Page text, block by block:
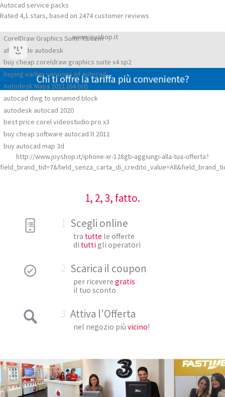
Autocad service packs
Rated 4,1 stars, based on 2474customer reviews
CorelDraw Graphics Suite X3 oem
affiche de autodesk
buy cheap coreldraw graphics suite x4 sp2
buying earlier versions of autocad
Autodesk Maya 2011 (64-bit)
autocad dwg to unnamed block
autodesk autocad 2020
best price corel videostudio pro x3
buy cheap software autocad lt 2011
buy autocad map 3d
http://www.joyshop.it/iphone-xr-128gb-aggiungi-alla-tua-offerta?
www.joyshop.it
1, 2, 3, fatto.
1 Scegli online
tra tutte le offerte
di tutti gli operatori
2 Scarica il coupon
per ricevere gratis
il tuo sconto
3 Attiva l'Offerta
nel negozio più vicino!